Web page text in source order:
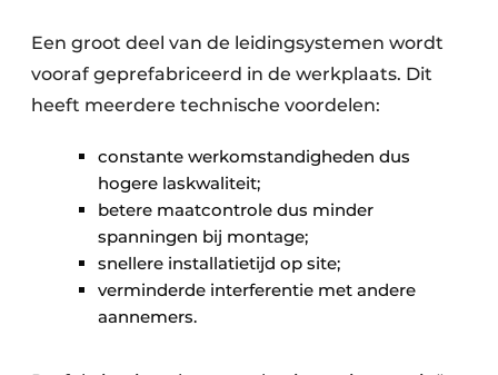
Een groot deel van de leidingsystemen wordt
vooraf geprefabriceerd in de werkplaats. Dit
heeft meerdere technische voordelen:
constante werkomstandigheden dus
hogere laskwaliteit;
betere maatcontrole dus minder
spanningen bij montage;
snellere installatietijd op site;
verminderde interferentie met andere
aannemers.